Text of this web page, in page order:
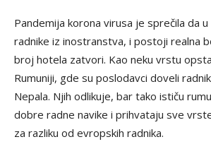
Pandemija korona virusa je sprečila da
radnike iz inostranstva, i postoji realna
broj hotela zatvori. Kao neku vrstu
Rumuniji, gde su poslodavci doveli
Nepala. Njih odlikuje, bar tako ističu
dobre radne navike i prihvataju sve
za razliku od evropskih radnika.